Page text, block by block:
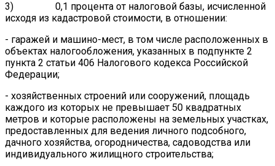
3) 0,1 процента от налоговой базы, исчисленной
исходя из кадастровой стоимости, в отношении:
- гаражей и машино-мест, в том числе расположенных в
объектах налогообложения, указанных в подпункте 2
пункта 2 статьи 406 Налогового кодекса Российской
Федерации;
- хозяйственных строений или сооружений, площадь
каждого из которых не превышает 50 квадратных
метров и которые расположены на земельных участках,
предоставленных для ведения личного подсобного,
дачного хозяйства, огородничества, садоводства или
индивидуального жилищного строительства;